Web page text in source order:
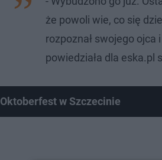
że powoli wie, co się
rozpoznał swojego ojca
powiedziała dla eska.pl
Oktoberfest w Szczecinie